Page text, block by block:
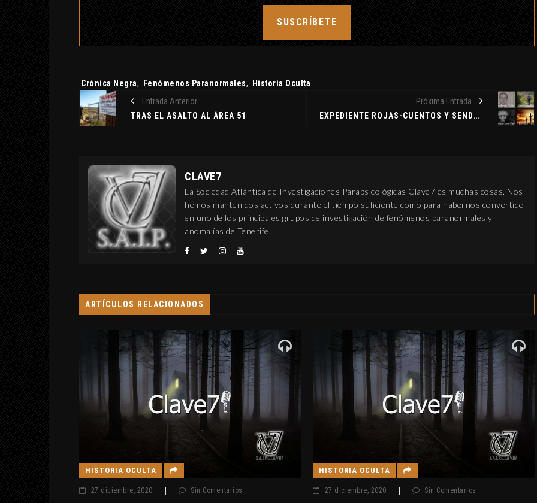
SUSCRÍBETE
Etiquetas:
Crónica Negra, Fenómenos Paranormales,
Historia Oculta
Entrada Anterior
TRAS EL ASALTO AL ÁREA 51
Próxima Entrada
EXPEDIENTE ROJAS-CUENTOS Y SENDEROS-EMPATIZAR CON EL MAL-DIMAS Y GESTAS-LOS THUGS
CLAVE7
La Sociedad Atlántica de Investigaciones Parapsicológicas Clave7 es muchas cosas. Nos
hemos mantenidos activos durante el tiempo suficiente como para habernos convertido
en uno de los principales grupos de investigación de fenómenos paranormales y
anomalías de Tenerife.
ARTÍCULOS RELACIONADOS
HISTORIA OCULTA
27 diciembre, 2020 Sin Comentarios
HISTORIA OCULTA
27 diciembre, 2020 Sin Comentarios